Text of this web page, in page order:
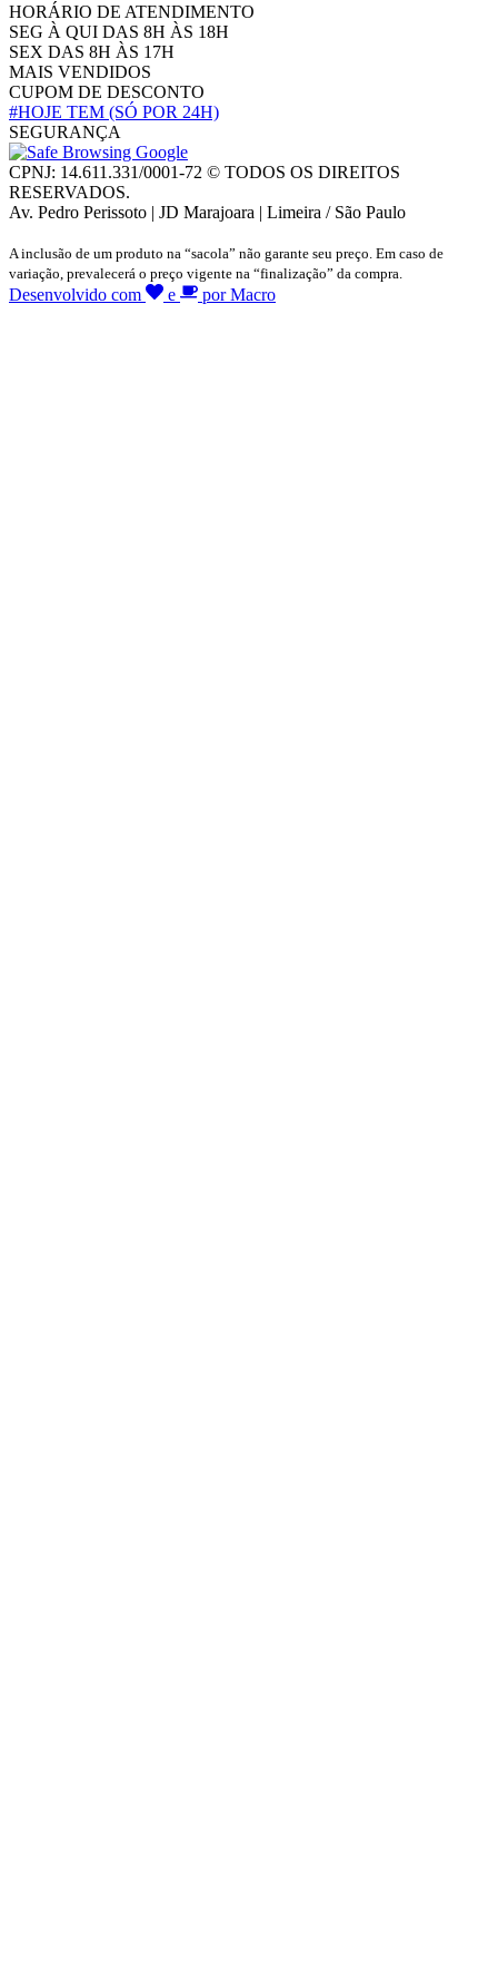
HORÁRIO DE ATENDIMENTO
SEG À QUI DAS 8H ÀS 18H
SEX DAS 8H ÀS 17H
MAIS VENDIDOS
CUPOM DE DESCONTO
#HOJE TEM (SÓ POR 24H)
SEGURANÇA
CPNJ: 14.611.331/0001-72 © TODOS OS DIREITOS
RESERVADOS.
Av. Pedro Perissoto | JD Marajoara | Limeira / São Paulo
A inclusão de um produto na “sacola” não garante seu preço. Em caso de
variação, prevalecerá o preço vigente na “finalização” da compra.
Desenvolvido com e por Macro